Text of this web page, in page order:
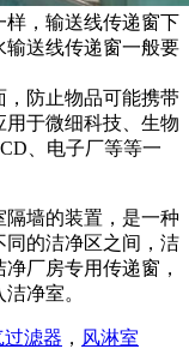
样，输送线传递窗下
输送线传递窗一般要
，防止物品可能携带
于微细科技、生物
、电子厂等等一
墙的装置，是一种
同的洁净区之间，洁
厂房专用传递窗，
净室。
过滤器 ， 风淋室